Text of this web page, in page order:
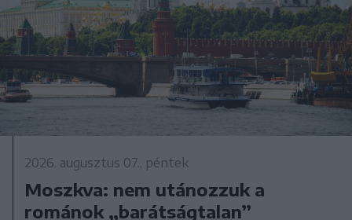
2026. augusztus 07., péntek
Moszkva: nem utánozzuk a
románok „barátságtalan”